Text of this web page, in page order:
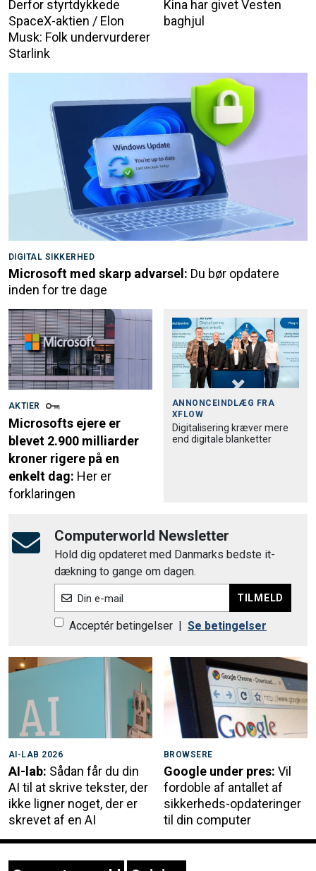
Derfor styrtdykkede
SpaceX-aktien / Elon
Musk: Folk undervurderer
Starlink
Kina har givet Vesten
baghjul
DIGITAL SIKKERHED
Microsoft med skarp advarsel: Du bør opdatere
inden for tre dage
AKTIER
Microsofts ejere er
blevet 2.900 milliarder
kroner rigere på en
enkelt dag: Her er
forklaringen
ANNONCEINDLÆG FRA
XFLOW
Digitalisering kræver mere
end digitale blanketter
Computerworld Newsletter
Hold dig opdateret med Danmarks bedste it-
dækning to gange om dagen.
Din e-mail TILMELD
Acceptér betingelser Se betingelser
AI-LAB 2026
AI-lab: Sådan får du din
AI til at skrive tekster, der
ikke ligner noget, der er
skrevet af en AI
BROWSERE
Google under pres: Vil
fordoble af antallet af
sikkerheds-opdateringer
til din computer